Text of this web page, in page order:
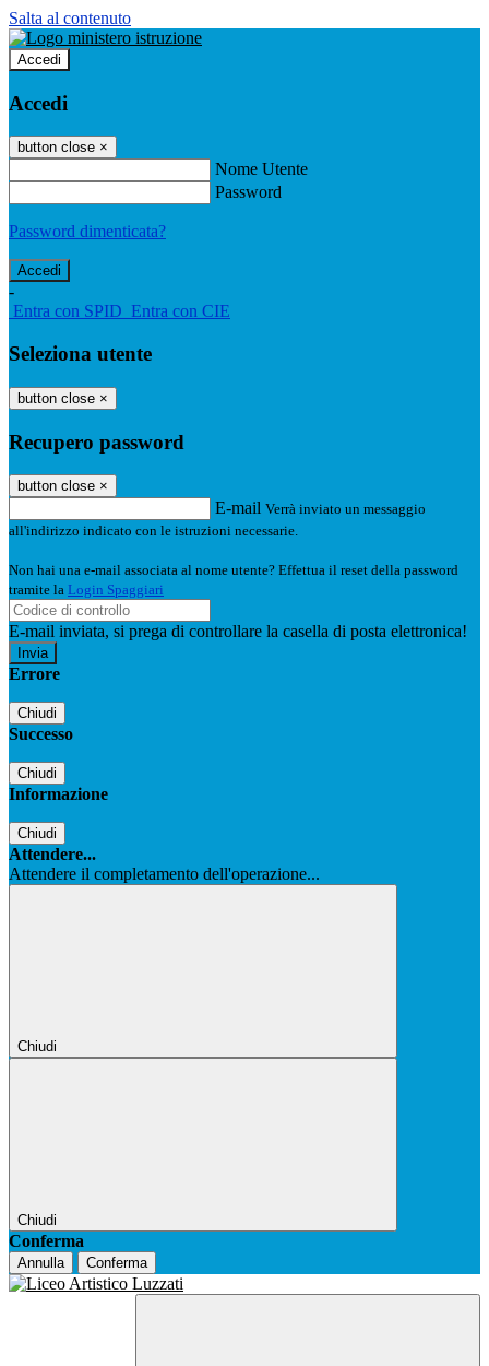
Salta al contenuto
Accedi
Accedi
button close ×
Nome Utente
Password
Password dimenticata?
-
Entra con SPID Entra con CIE
Seleziona utente
button close ×
Recupero password
button close ×
E-mail Verrà inviato un messaggio
all'indirizzo indicato con le istruzioni necessarie.
Non hai una e-mail associata al nome utente? Effettua il reset della password
tramite la Login Spaggiari
E-mail inviata, si prega di controllare la casella di posta elettronica!
Errore
Chiudi
Successo
Chiudi
Informazione
Chiudi
Attendere...
Attendere il completamento dell'operazione...
Chiudi
Chiudi
Conferma
Annulla Conferma